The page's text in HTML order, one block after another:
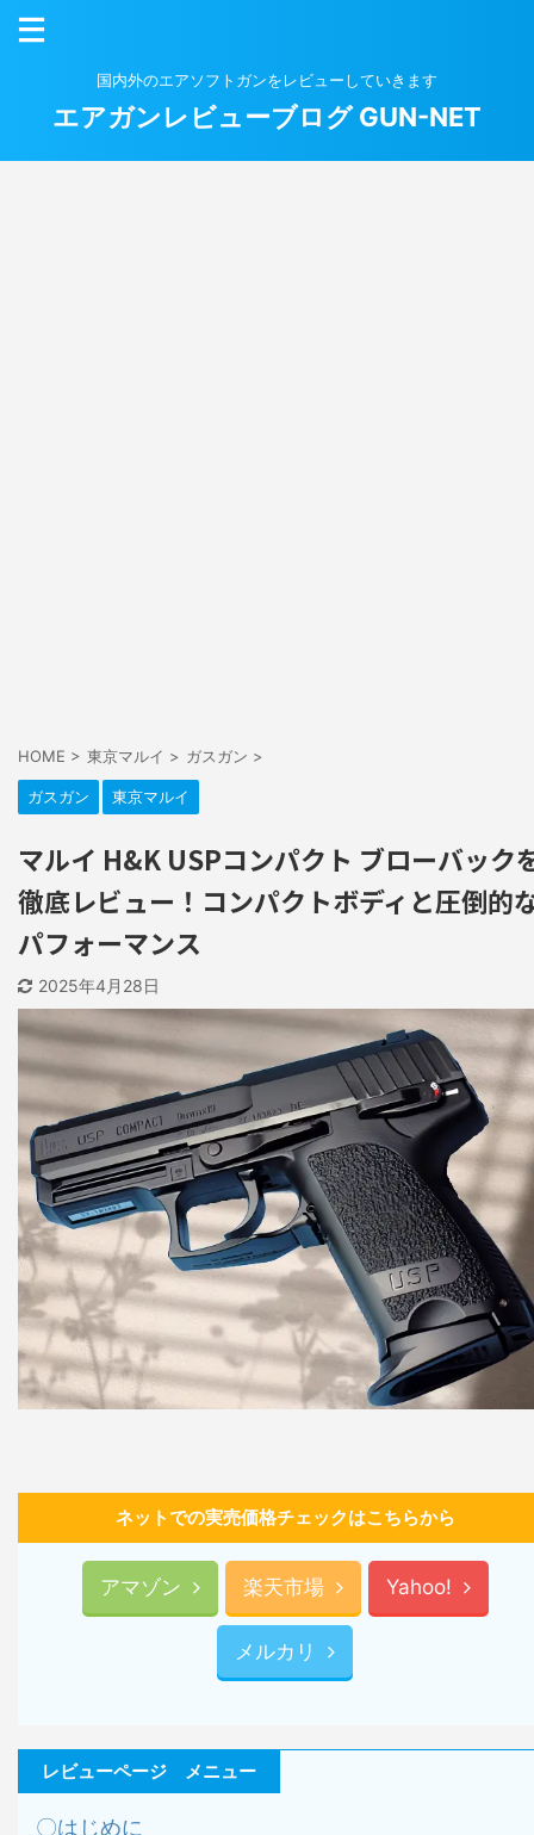
国内外のエアソフトガンをレビューしていきます
エアガンレビューブログ GUN-NET
HOME > 東京マルイ > ガスガン >
ガスガン 東京マルイ
マルイ H&K USPコンパクト ブローバック
徹底レビュー！コンパクトボディと圧倒的
パフォーマンス
2025年4月28日
ネットでの実売価格チェックはこちらから
アマゾン 楽天市場 Yahoo!
メルカリ
レビューページ メニュー
〇はじめに